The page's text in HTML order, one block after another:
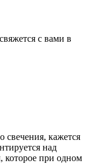
с вами в
свечения, кажется
над
которое при одном